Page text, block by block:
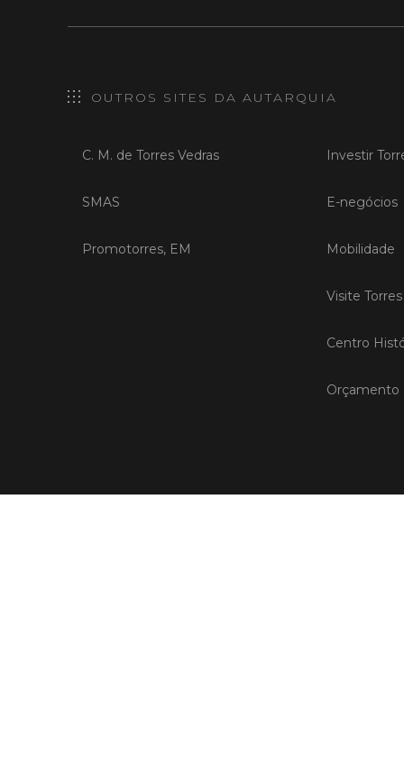
OUTROS SITES DA AUTARQUIA
C. M. de Torres Vedras
SMAS
Promotorres, EM
Investir
E-negócios
Mobilidade
Visite
Centro
Orçamento